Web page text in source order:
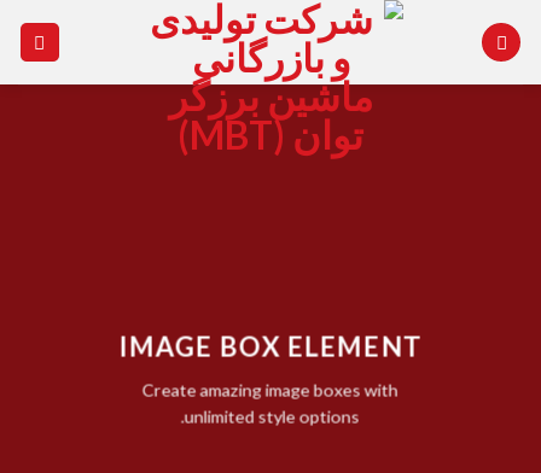
IMAGE BOX ELEMENT
Create amazing image boxes with
unlimited style options.